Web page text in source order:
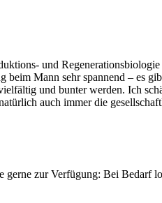
und
Mann sehr spannend – es
und bunter werden. Ich
auch immer die
gerne zur Verfügung: Bei Bedarf